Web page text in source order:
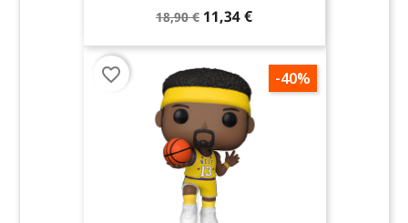
18,90 € 11,34 €
-40%
favorite_border